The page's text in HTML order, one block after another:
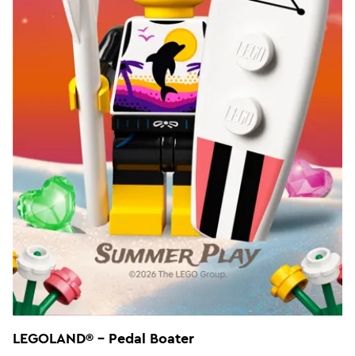
LEGOLAND® - Pedal Boater